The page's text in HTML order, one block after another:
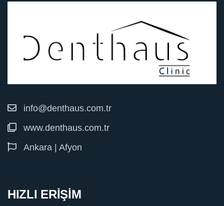
info@denthaus.com.tr
www.denthaus.com.tr
Ankara | Afyon
HIZLI ERİŞİM